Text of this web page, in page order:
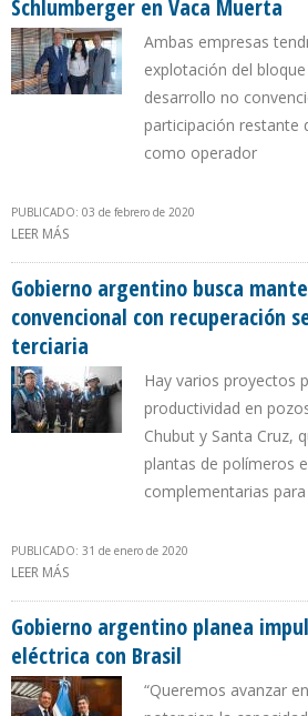
Schlumberger en Vaca Muerta
Ambas empresas
explotación del
desarrollo no
participación restante
como operador
PUBLICADO: 03 de febrero de 2020
LEER MÁS
Gobierno argentino busca
convencional con recuperación
terciaria
Hay varios proyectos
productividad en
Chubut y Santa Cruz,
plantas de polímeros
complementarias
PUBLICADO: 31 de enero de 2020
LEER MÁS
Gobierno argentino planea
eléctrica con Brasil
“Queremos avanzar